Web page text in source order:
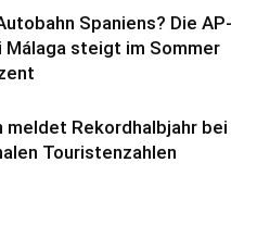
Spaniens? Die AP-
Málaga steigt im Sommer
meldet Rekordhalbjahr bei
Touristenzahlen